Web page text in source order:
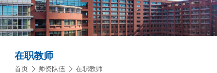
在职教师
首页 师资队伍 在职教师